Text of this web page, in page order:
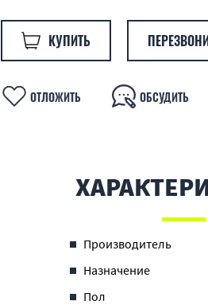
КУПИТЬ
ОТЛОЖИТЬ ОБСУДИТЬ
Производитель
Назначение
Пол